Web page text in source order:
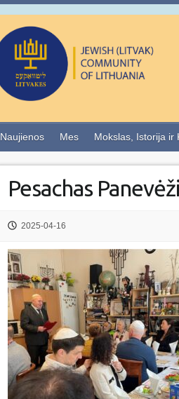
Naujienos Mes Mokslas, Istorija ir
Pesachas
2025-04-16